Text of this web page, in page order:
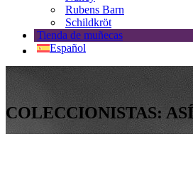
Rubens Barn
Schildkröt
Tienda de muñecas
Español
COLECCIONISTAS: